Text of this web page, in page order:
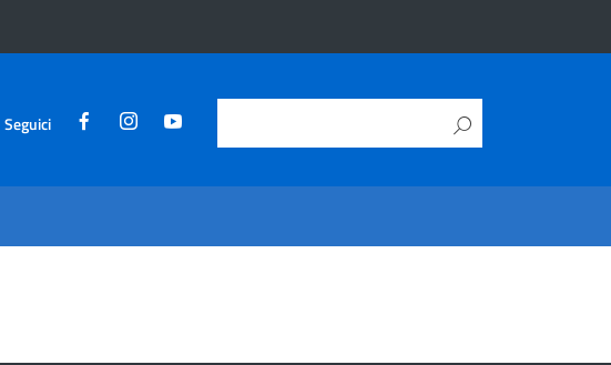
Seguici